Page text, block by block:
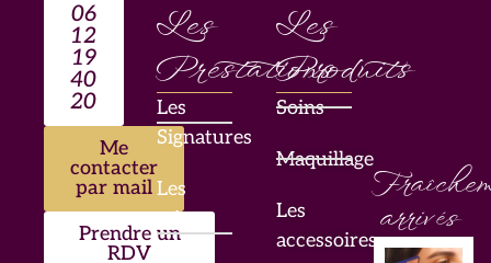
06
12
19
40
20
Me
contacter
par mail
Prendre un
RDV
Les
Prestations
Les
Signatures
Les
mises
en
Les
Produits
Soins
Maquillage
Les
accessoires
arrivés